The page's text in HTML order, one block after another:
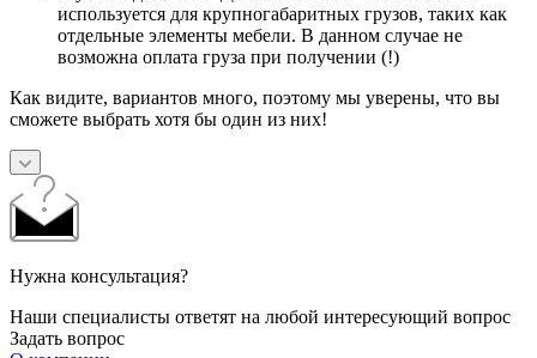
используется для крупногабаритных грузов, таких как
отдельные элементы мебели. В данном случае не
возможна оплата груза при получении (!)
Как видите, вариантов много, поэтому мы уверены, что вы
сможете выбрать хотя бы один из них!
Нужна консультация?
Наши специалисты ответят на любой интересующий вопрос
Задать вопрос